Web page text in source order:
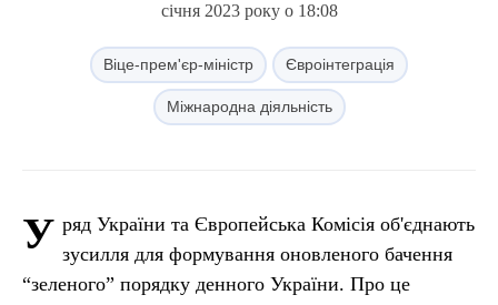
січня 2023 року о 18:08
Віце-прем'єр-міністр Євроінтеграція
Міжнародна діяльність
У ряд України та Європейська Комісія об'єднають
зусилля для формування оновленого бачення
“зеленого” порядку денного України. Про це